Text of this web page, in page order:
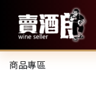
商品專區